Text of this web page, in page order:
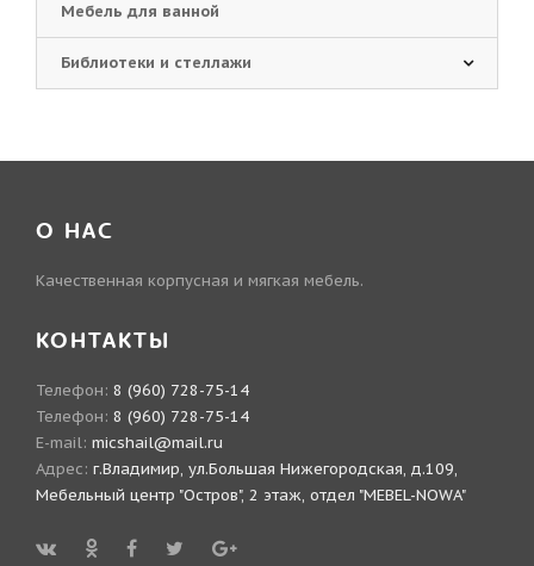
Мебель для ванной
Библиотеки и стеллажи
О НАС
Качественная корпусная и мягкая мебель.
КОНТАКТЫ
Телефон: 8 (960) 728-75-14
Телефон: 8 (960) 728-75-14
E-mail: micshail@mail.ru
Адрес: г.Владимир, ул.Большая Нижегородская, д.109,
Мебельный центр "Остров", 2 этаж, отдел "MEBEL-NOWA"